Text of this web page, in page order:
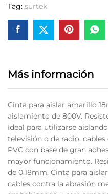
Tag: surtek
Más información
Cinta para aislar amarillo
aislamiento de 800V.
Ideal para utilizarse
televisión o de radio,
PVC con base de gran
mayor funcionamiento.
de 0.18mm. Cinta para
cables contra la abrasión